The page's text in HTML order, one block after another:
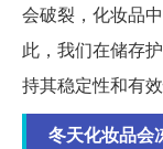
会破裂，化妆品
此，我们在储存
持其稳定性和有效
冬天化妆品会